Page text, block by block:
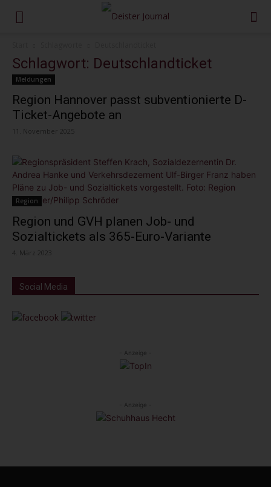
Schlagwort: Deutschlandticket
Meldungen
Region Hannover passt subventionierte D-
Ticket-Angebote an
11. November 2025
Region
Region und GVH planen Job- und
Sozialtickets als 365-Euro-Variante
4. März 2023
Social Media
- Anzeige -
- Anzeige -